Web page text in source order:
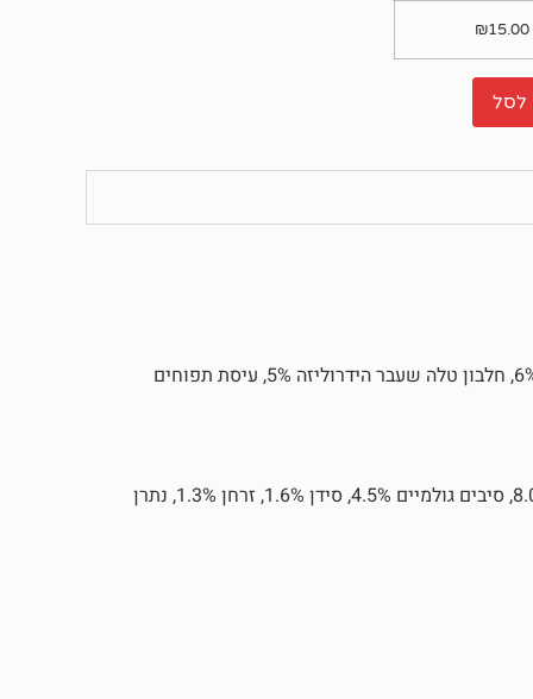
₪15.00
לסל
חלבון טלה מיובש 55%, אפונה, שומן טלה (שמור עם טוקופרולים) 6%, חלבון טלה שעבר הידרוליזה 5%, עיסת תפוחים
חלבון גולמי 27.0%, שומן גולמי 10.0%, לחות 10.0%, אפר גולמי 8.0%, סיבים גולמיים 4.5%, סידן 1.6%, זרחן 1.3%, נתרן